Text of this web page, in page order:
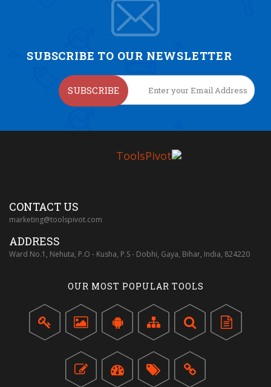
SUBSCRIBE TO OUR NEWSLETTER
SUBSCRIBE
CONTACT US
marketing@toolspivot.com
ADDRESS
Ward No.1, Nehuta, P.O - Kusha, P.S - Dobhi, Gaya, Bihar, India, 824220
OUR MOST POPULAR TOOLS